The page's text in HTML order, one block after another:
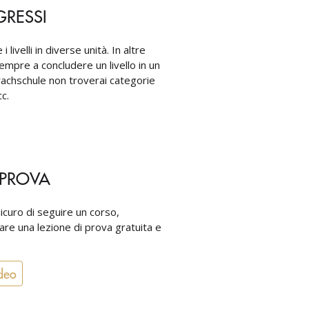
i livelli in diverse unità. In altre
a concludere un livello in un
non troverai categorie
di seguire un corso,
una lezione di prova gratuita e